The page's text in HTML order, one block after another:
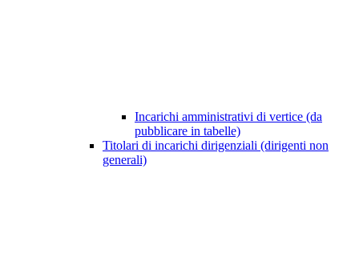
Incarichi amministrativi di vertice (da
pubblicare in tabelle)
Titolari di incarichi dirigenziali (dirigenti non
generali)